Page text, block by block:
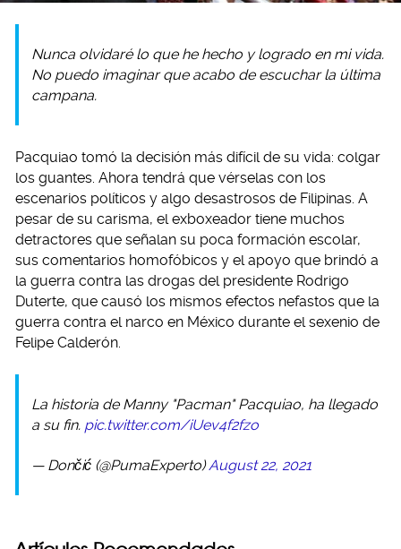
Nunca olvidaré lo que he hecho y logrado en mi vida.
No puedo imaginar que acabo de escuchar la última
campana.
Pacquiao tomó la decisión más difícil de su vida: colgar
los guantes. Ahora tendrá que vérselas con los
escenarios políticos y algo desastrosos de Filipinas. A
pesar de su carisma, el exboxeador tiene muchos
detractores que señalan su poca formación escolar,
sus comentarios homofóbicos y el apoyo que brindó a
la guerra contra las drogas del presidente Rodrigo
Duterte, que causó los mismos efectos nefastos que la
guerra contra el narco en México durante el sexenio de
Felipe Calderón.
La historia de Manny "Pacman" Pacquiao, ha llegado
a su fin. pic.twitter.com/iUev4f2fzo
— Dončić (@PumaExperto)August 22, 2021